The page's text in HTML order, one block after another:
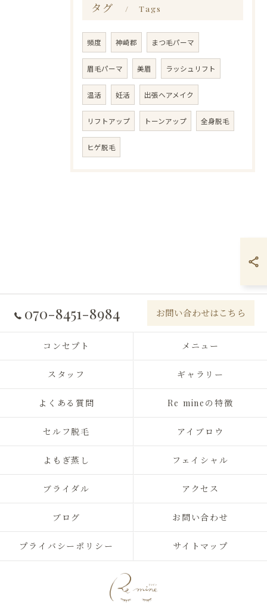
タグ Tags
頻度 神崎郡 まつ毛パーマ
眉毛パーマ 美眉 ラッシュリフト
温活 妊活 出張ヘアメイク
リフトアップ トーンアップ 全身脱毛
ヒゲ脱毛
070-8451-8984 お問い合わせはこちら
コンセプト メニュー
スタッフ ギャラリー
よくある質問 Re mineの特徴
セルフ脱毛 アイブロウ
よもぎ蒸し フェイシャル
ブライダル アクセス
ブログ お問い合わせ
プライバシーポリシー サイトマップ